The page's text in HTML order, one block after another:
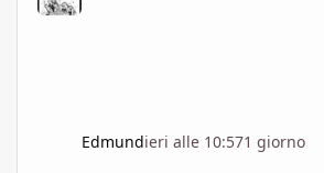
Edmundieri alle 10:571 giorno